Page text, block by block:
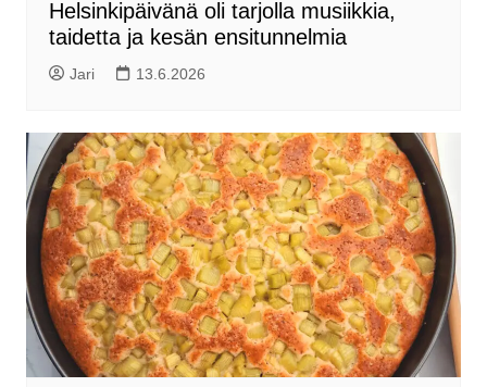
Helsinkipäivänä oli tarjolla musiikkia,
taidetta ja kesän ensitunnelmia
Jari 13.6.2026